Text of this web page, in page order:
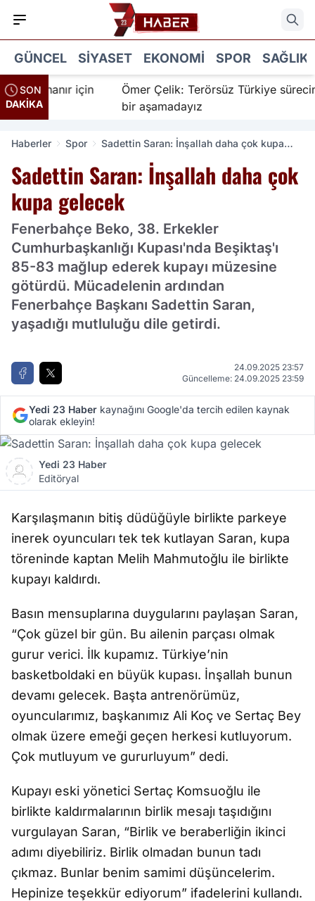
GÜNCEL SIYASET EKONOMI SPOR SAĞLIK
SON
DAKİKA
İnanır için
Ömer Çelik: Terörsüz Türkiye sürecinde
bir aşamadayız
Haberler Spor
Sadettin Saran: İnşallah daha çok kupa
Sadettin Saran: İnşallah daha çok
kupa gelecek
Fenerbahçe Beko, 38. Erkekler
Cumhurbaşkanlığı Kupası'nda Beşiktaş'ı
85-83 mağlup ederek kupayı müzesine
götürdü. Mücadelenin ardından
Fenerbahçe Başkanı Sadettin Saran,
yaşadığı mutluluğu dile getirdi.
24.09.2025 23:57
Güncelleme: 24.09.2025 23:59
Yedi 23 Haber kaynağını Google'da tercih edilen kaynak
olarak ekleyin!
Yedi 23 Haber
Editöryal
Karşılaşmanın bitiş düdüğüyle birlikte parkeye
inerek oyuncuları tek tek kutlayan Saran, kupa
töreninde kaptan Melih Mahmutoğlu ile birlikte
kupayı kaldırdı.
Basın mensuplarına duygularını paylaşan Saran,
“Çok güzel bir gün. Bu ailenin parçası olmak
gurur verici. İlk kupamız. Türkiye’nin
basketboldaki en büyük kupası. İnşallah bunun
devamı gelecek. Başta antrenörümüz,
oyuncularımız, başkanımız Ali Koç ve Sertaç Bey
olmak üzere emeği geçen herkesi kutluyorum.
Çok mutluyum ve gururluyum” dedi.
Kupayı eski yönetici Sertaç Komsuoğlu ile
birlikte kaldırmalarının birlik mesajı taşıdığını
vurgulayan Saran, “Birlik ve beraberliğin ikinci
adımı diyebiliriz. Birlik olmadan bunun tadı
çıkmaz. Bunlar benim samimi düşüncelerim.
Hepinize teşekkür ediyorum” ifadelerini kullandı.